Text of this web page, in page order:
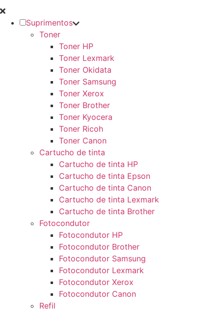
Suprimentos
Toner
Toner HP
Toner Lexmark
Toner Okidata
Toner Samsung
Toner Xerox
Toner Brother
Toner Kyocera
Toner Ricoh
Toner Canon
Cartucho de tinta
Cartucho de tinta HP
Cartucho de tinta Epson
Cartucho de tinta Canon
Cartucho de tinta Lexmark
Cartucho de tinta Brother
Fotocondutor
Fotocondutor HP
Fotocondutor Brother
Fotocondutor Samsung
Fotocondutor Lexmark
Fotocondutor Xerox
Fotocondutor Canon
Refil